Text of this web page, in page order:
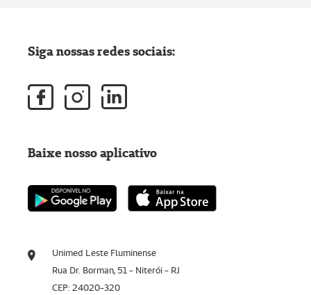
Unimed Leste Fluminense
Rua Dr. Borman, 51 - Niterói - RJ
CEP: 24020-320
Siga nossas redes sociais:
Baixe nosso aplicativo